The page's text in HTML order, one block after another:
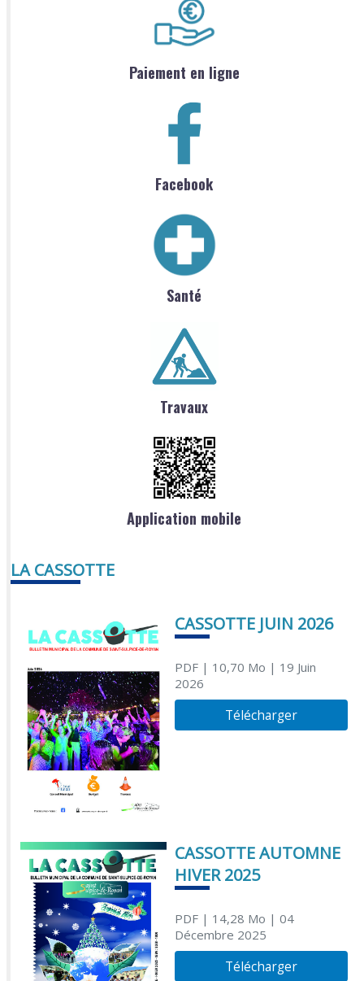
Paiement en ligne
Facebook
Santé
Travaux
Application mobile
LA CASSOTTE
CASSOTTE JUIN 2026
PDF| 10,70 Mo | 19 Juin
2026
Télécharger
CASSOTTE AUTOMNE
HIVER 2025
PDF| 14,28 Mo | 04
Décembre 2025
Télécharger